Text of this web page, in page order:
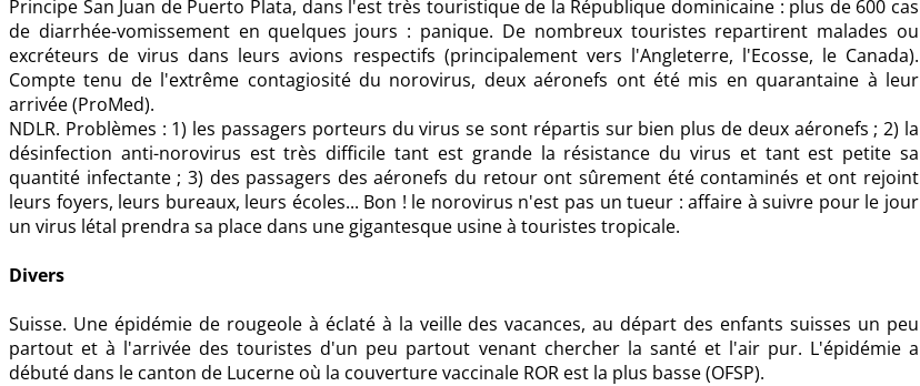
Principe San Juan de Puerto Plata, dans l'est très touristique de la République dominicaine : plus de 600 cas
de diarrhée-vomissement en quelques jours : panique. De nombreux touristes repartirent malades ou
excréteurs de virus dans leurs avions respectifs (principalement vers l'Angleterre, l'Ecosse, le Canada).
Compte tenu de l'extrême contagiosité du norovirus, deux aéronefs ont été mis en quarantaine à leur
arrivée (ProMed).
NDLR. Problèmes : 1) les passagers porteurs du virus se sont répartis sur bien plus de deux aéronefs ; 2) la
désinfection anti-norovirus est très difficile tant est grande la résistance du virus et tant est petite sa
quantité infectante ; 3) des passagers des aéronefs du retour ont sûrement été contaminés et ont rejoint
leurs foyers, leurs bureaux, leurs écoles... Bon ! le norovirus n'est pas un tueur : affaire à suivre pour le jour
un virus létal prendra sa place dans une gigantesque usine à touristes tropicale.
Divers
Suisse. Une épidémie de rougeole à éclaté à la veille des vacances, au départ des enfants suisses un peu
partout et à l'arrivée des touristes d'un peu partout venant chercher la santé et l'air pur. L'épidémie a
débuté dans le canton de Lucerne où la couverture vaccinale ROR est la plus basse (OFSP).